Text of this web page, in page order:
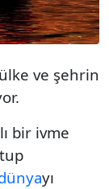
ve şehrin
bir ivme
yı